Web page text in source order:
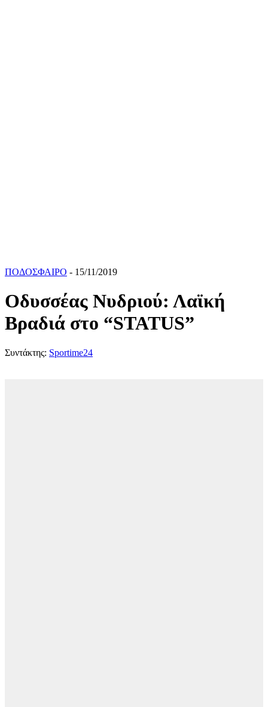
ΠΟΔΟΣΦΑΙΡΟ - 15/11/2019
Οδυσσέας Νυδριού: Λαϊκή
Βραδιά στο “STATUS”
Συντάκτης: Sportime24